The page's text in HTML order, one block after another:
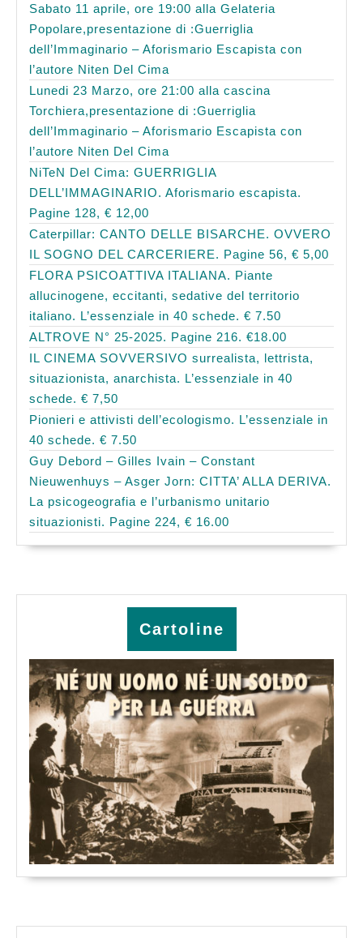
Sabato 11 aprile, ore 19:00 alla Gelateria
Popolare,presentazione di :Guerriglia
dell’Immaginario – Aforismario Escapista con
l’autore Niten Del Cima
Lunedi 23 Marzo, ore 21:00 alla cascina
Torchiera,presentazione di :Guerriglia
dell’Immaginario – Aforismario Escapista con
l’autore Niten Del Cima
NiTeN Del Cima: GUERRIGLIA
DELL’IMMAGINARIO. Aforismario escapista.
Pagine 128, € 12,00
Caterpillar: CANTO DELLE BISARCHE. OVVERO
IL SOGNO DEL CARCERIERE. Pagine 56, € 5,00
FLORA PSICOATTIVA ITALIANA. Piante
allucinogene, eccitanti, sedative del territorio
italiano. L’essenziale in 40 schede. € 7.50
ALTROVE N° 25-2025. Pagine 216. €18.00
IL CINEMA SOVVERSIVO surrealista, lettrista,
situazionista, anarchista. L’essenziale in 40
schede. € 7,50
Pionieri e attivisti dell’ecologismo. L’essenziale in
40 schede. € 7.50
Guy Debord – Gilles Ivain – Constant
Nieuwenhuys – Asger Jorn: CITTA’ ALLA DERIVA.
La psicogeografia e l’urbanismo unitario
situazionisti. Pagine 224, € 16.00
Cartoline